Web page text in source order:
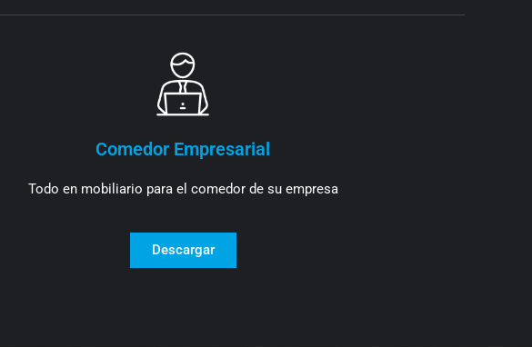
Comedor Empresarial
Todo en mobiliario para el comedor de su empresa
Descargar